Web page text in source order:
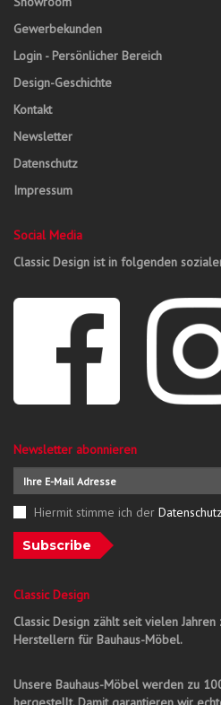
Gewerbekunden
Login - Persönlicher Bereich
Design-Geschichte
Kontakt
Newsletter
Datenschutz
Impressum
Social Media
Classic Design ist in folgenden
Newsletter abonnieren
Hiermit stimme ich der
Subscribe
Classic Design
Classic Design zählt seit vielen
Herstellern für Bauhaus-Möbel.
Unsere Bauhaus-Möbel werden zu